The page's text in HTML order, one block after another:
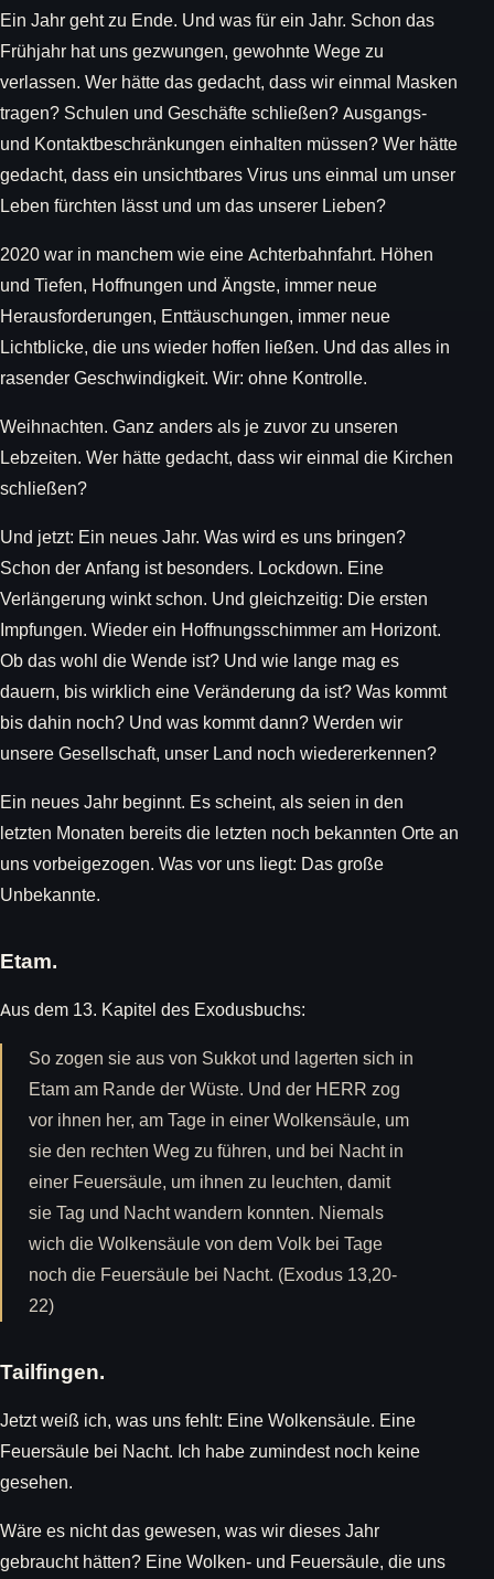
Ein Jahr geht zu Ende. Und was für ein Jahr. Schon das
Frühjahr hat uns gezwungen, gewohnte Wege zu
verlassen. Wer hätte das gedacht, dass wir einmal Masken
tragen? Schulen und Geschäfte schließen? Ausgangs-
und Kontaktbeschränkungen einhalten müssen? Wer hätte
gedacht, dass ein unsichtbares Virus uns einmal um unser
Leben fürchten lässt und um das unserer Lieben?
2020 war in manchem wie eine Achterbahnfahrt. Höhen
und Tiefen, Hoffnungen und Ängste, immer neue
Herausforderungen, Enttäuschungen, immer neue
Lichtblicke, die uns wieder hoffen ließen. Und das alles in
rasender Geschwindigkeit. Wir: ohne Kontrolle.
Weihnachten. Ganz anders als je zuvor zu unseren
Lebzeiten. Wer hätte gedacht, dass wir einmal die Kirchen
schließen?
Und jetzt: Ein neues Jahr. Was wird es uns bringen?
Schon der Anfang ist besonders. Lockdown. Eine
Verlängerung winkt schon. Und gleichzeitig: Die ersten
Impfungen. Wieder ein Hoffnungsschimmer am Horizont.
Ob das wohl die Wende ist? Und wie lange mag es
dauern, bis wirklich eine Veränderung da ist? Was kommt
bis dahin noch? Und was kommt dann? Werden wir
unsere Gesellschaft, unser Land noch wiedererkennen?
Ein neues Jahr beginnt. Es scheint, als seien in den
letzten Monaten bereits die letzten noch bekannten Orte an
uns vorbeigezogen. Was vor uns liegt: Das große
Unbekannte.
Etam.
Aus dem 13. Kapitel des Exodusbuchs:
So zogen sie aus von Sukkot und lagerten sich in
Etam am Rande der Wüste. Und der HERR zog
vor ihnen her, am Tage in einer Wolkensäule, um
sie den rechten Weg zu führen, und bei Nacht in
einer Feuersäule, um ihnen zu leuchten, damit
sie Tag und Nacht wandern konnten. Niemals
wich die Wolkensäule von dem Volk bei Tage
noch die Feuersäule bei Nacht. (Exodus 13,20-
22)
Tailfingen.
Jetzt weiß ich, was uns fehlt: Eine Wolkensäule. Eine
Feuersäule bei Nacht. Ich habe zumindest noch keine
gesehen.
Wäre es nicht das gewesen, was wir dieses Jahr
gebraucht hätten? Eine Wolken- und Feuersäule, die uns